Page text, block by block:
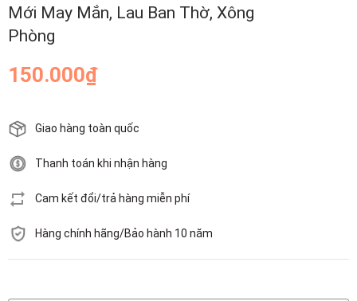
Mới May Mắn, Lau Ban Thờ, Xông
Phòng
150.000₫
Giao hàng toàn quốc
Thanh toán khi nhận hàng
Cam kết đổi/trả hàng miễn phí
Hàng chính hãng/Bảo hành 10 năm